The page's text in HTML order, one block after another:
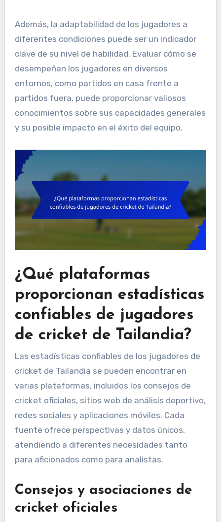
Además, la adaptabilidad de los jugadores a
diferentes condiciones puede ser un indicador
clave de su nivel de habilidad. Evaluar cómo se
desempeñan los jugadores en diversos
entornos, como partidos en casa frente a
partidos fuera, puede proporcionar valiosos
conocimientos sobre sus capacidades generales
y su posible impacto en el éxito del equipo.
¿Qué plataformas
proporcionan estadísticas
confiables de jugadores
de cricket de Tailandia?
Las estadísticas confiables de los jugadores de
cricket de Tailandia se pueden encontrar en
varias plataformas, incluidos los consejos de
cricket oficiales, sitios web de análisis deportivo,
redes sociales y aplicaciones móviles. Cada
fuente ofrece perspectivas y datos únicos,
atendiendo a diferentes necesidades tanto
para aficionados como para analistas.
Consejos y asociaciones de
cricket oficiales